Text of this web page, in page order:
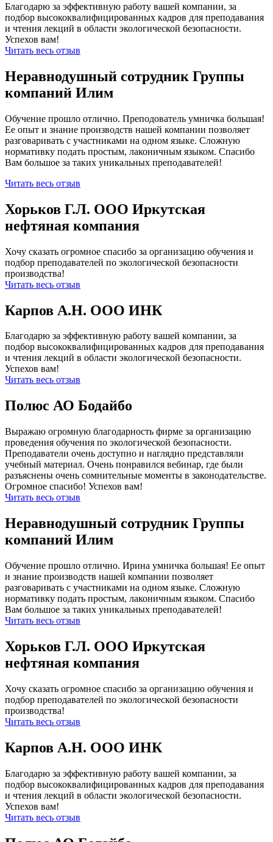
Благодарю за эффективную работу вашей компании, за
подбор высококвалифицированных кадров для преподавания
и чтения лекций в области экологической безопасности.
Успехов вам!
Читать весь отзыв
Неравнодушный сотрудник Группы
компаний Илим
Обучение прошло отлично. Преподователь умничка большая!
Ее опыт и знание производств нашей компании позволяет
разговаривать с участниками на одном языке. Сложную
нормативку подать простым, лаконичным языком. Спасибо
Вам большое за таких уникальных преподавателей!
Читать весь отзыв
Хорьков Г.Л. ООО Иркутская
нефтяная компания
Хочу сказать огромное спасибо за организацию обучения и
подбор преподавателей по экологической безопасности
производства!
Читать весь отзыв
Карпов А.Н. ООО ИНК
Благодарю за эффективную работу вашей компании, за
подбор высококвалифицированных кадров для преподавания
и чтения лекций в области экологической безопасности.
Успехов вам!
Читать весь отзыв
Полюс АО Бодайбо
Выражаю огромную благодарность фирме за организацию
проведения обучения по экологической безопасности.
Преподаватели очень доступно и наглядно представляли
учебный материал. Очень понравился вебинар, где были
разъяснены очень сомнительные моменты в законодательстве.
Огромное спасибо! Успехов вам!
Читать весь отзыв
Неравнодушный сотрудник Группы
компаний Илим
Обучение прошло отлично. Ирина умничка большая! Ее опыт
и знание производств нашей компании позволяет
разговаривать с участниками на одном языке. Сложную
нормативку подать простым, лаконичным языком. Спасибо
Вам большое за таких уникальных преподавателей!
Читать весь отзыв
Хорьков Г.Л. ООО Иркутская
нефтяная компания
Хочу сказать огромное спасибо за организацию обучения и
подбор преподавателей по экологической безопасности
производства!
Читать весь отзыв
Карпов А.Н. ООО ИНК
Благодарю за эффективную работу вашей компании, за
подбор высококвалифицированных кадров для преподавания
и чтения лекций в области экологической безопасности.
Успехов вам!
Читать весь отзыв